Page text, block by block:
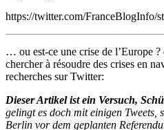
https://twitter.com/FranceBlogInfo/
… ou est-ce une crise de l’Europe
chercher à résoudre des crises en
recherches sur Twitter:
Dieser Artikel ist ein Versuch,
gelingt es doch mit einigen Tweets,
Berlin vor dem geplanten